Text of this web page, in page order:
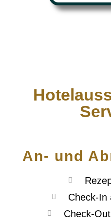
An- und
Check-In
Check-